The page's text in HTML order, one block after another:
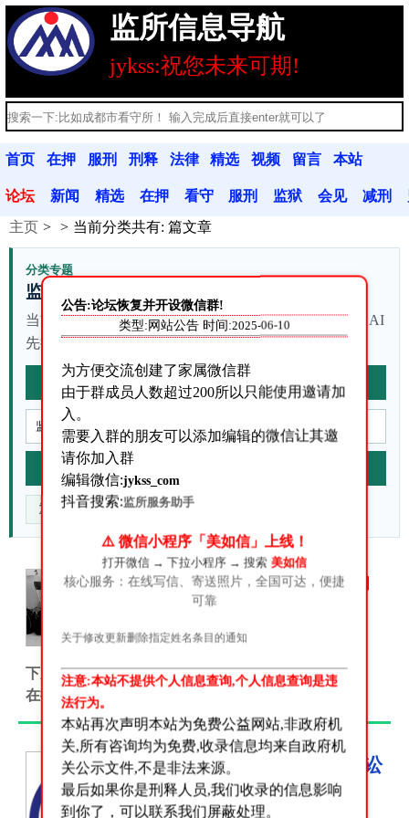
监所信息导航
jykss:祝您未来可期!
首页 在押
人员
服刑
人员
刑释
人员
法律
法规
精选
文章
视频
分享
留言
本
本站
公告
论坛 新闻
动态
精选
文章
在押
人员
看守
联系
服刑 监狱 会见 减刑
主页 当前分类共有: 篇文章
分类专题
监所信息
当前列表有 站内资料。不确定从哪篇开始时，可以让 AI
先按本站资料整理查询路径。
AI梳理本页
重点核对什么 官方来源在哪
答:关于我们是做什么的
关于我们是做什么的？很多朋
友添加我们微信号之后多会问
下从我们的网站名字大家应该可以看得出来.我们是给
在押人员、服刑人员、刑满释放人员...
中华人民共和国刑事诉讼
法
公告:论坛恢复并开设微信群!
类型:网站公告 时间:2025-06-10
为方便交流创建了家属微信群
由于群成员人数超过200所以只能使用邀请加
入。
需要入群的朋友可以添加编辑的微信让其邀
请你加入群
编辑微信:jykss_com
抖音搜索:监所服务助手
⚠️ 微信小程序「美如信」上线！
打开微信 → 下拉小程序 → 搜索 美如信
核心服务：在线写信、寄送照片，全国可达，便捷
可靠
关于修改更新删除指定姓名条目的通知
注意:本站不提供个人信息查询,个人信息查询是违
法行为。
本站再次声明本站为免费公益网站,非政府机
关,所有咨询均为免费,收录信息均来自政府机
关公示文件,不是非法来源。
最后如果你是刑释人员,我们收录的信息影响
到你了，可以联系我们屏蔽处理。